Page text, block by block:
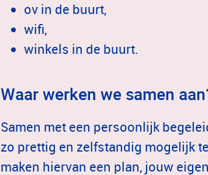
ov in de buurt,
wifi,
winkels in de buurt.
Waar werken we samen
Samen met een persoonlijk
zo prettig en zelfstandig mogelijk
maken hiervan een plan, jouw